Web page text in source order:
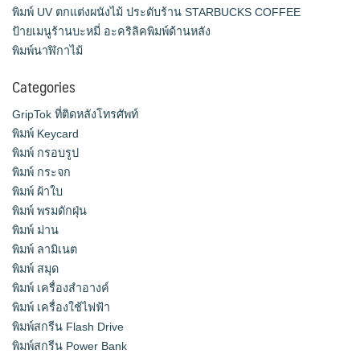
พิมพ์ UV ตกแต่งผนังไม้ ประดับร้าน STARBUCKS COFFEE
ป้ายเมนูร้านบะหมี่ อะคริลิคพิมพ์ด้านหลัง
พิมพ์นาฬิกาไม้
Categories
GripTok ที่ติดหลังโทรศัพท์
พิมพ์ Keycard
พิมพ์ กรอบรูป
พิมพ์ กระจก
พิมพ์ ผ้าใบ
พิมพ์ พรมดักฝุ่น
พิมพ์ ม่าน
พิมพ์ ลามิเนต
พิมพ์ สมุด
พิมพ์ เครื่องสําอางค์
พิมพ์ เครื่องใช้ไฟฟ้า
พิมพ์สกรีน Flash Drive
พิมพ์สกรีน Power Bank